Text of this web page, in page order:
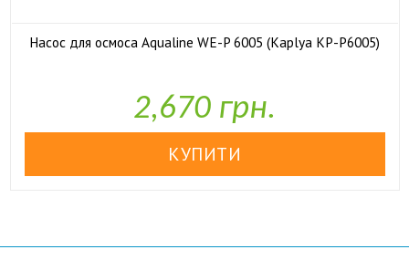
Насос для осмоса Aqualine WE-P 6005 (Kaplya KP-P6005)
2,670 грн.